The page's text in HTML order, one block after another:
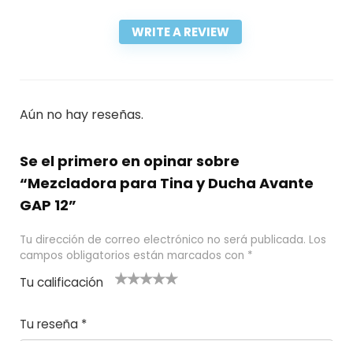
WRITE A REVIEW
Aún no hay reseñas.
Se el primero en opinar sobre
“Mezcladora para Tina y Ducha Avante
GAP 12”
Tu dirección de correo electrónico no será publicada. Los
campos obligatorios están marcados con *
Tu calificación
Tu reseña *